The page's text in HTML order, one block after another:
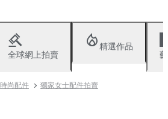
全球網上拍賣
精選作品
時尚配件 獨家女士配件拍賣